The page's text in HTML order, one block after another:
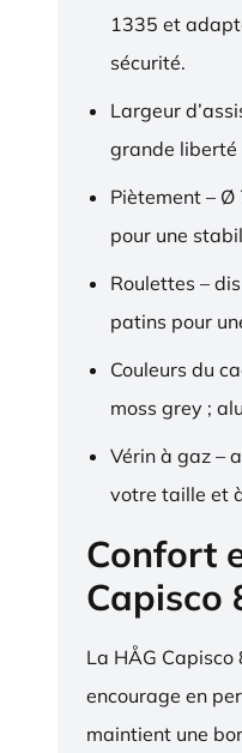
1335 et
sécurité.
Largeur
grande liberté
Piètement – Ø
pour une
Roulettes –
patins pour
Couleurs du
moss grey ;
Vérin à gaz –
votre taille et
Confort
Capisco
La HÅG
encourage en
maintient une